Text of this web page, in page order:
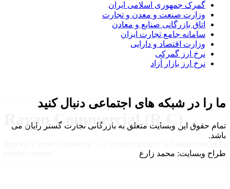
Rayan Commercial (R.C)
گمرک جمهوری اسلامی ایران
وزارت صنعت و معدن و تجارت
اتاق بازرگانی صنایع و معادن
سامانه جامع تجارت ایران
وزارت اقتصاد و دارایی
نرخ ارز گمرکی
نرخ ارز بازار آزاد
ما را در شبکه های اجتماعی دنبال کنید
تمام حقوق این وبسایت متعلق به بازرگانی تجارت گستر رایان می
باشد.
طراح وبسایت: محمد زارع